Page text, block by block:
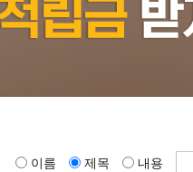
이름 제목 내용